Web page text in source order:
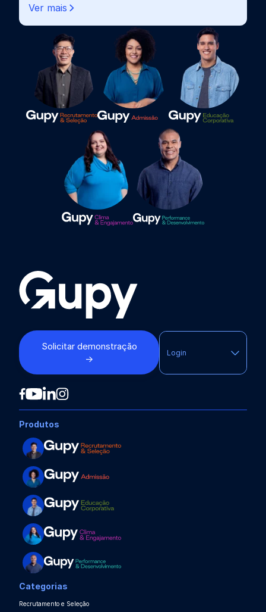
Ver mais
Solicitar demonstração
→
Login
Produtos
Categorias
Recrutamento e Seleção